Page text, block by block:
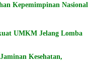
Kepemimpinan Nasional
UMKM Jelang Lomba
Kesehatan,